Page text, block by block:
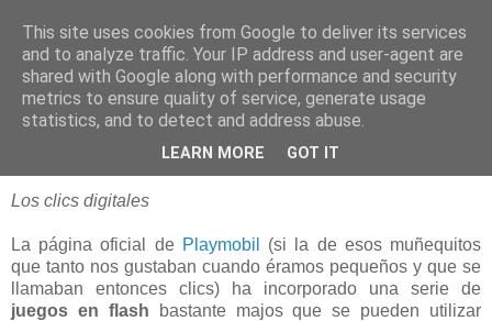
blogOBR
06 diciembre 2007
Juegos Flash para Niños
Los clics digitales
La página oficial de Playmobil
(si la de esos muñequitos
que tanto nos gustaban cuando éramos pequeños y que se
llamaban entonces clics) ha incorporado una serie de
juegos en flash bastante majos que se pueden utilizar
This site uses cookies from Google to deliver its services
and to analyze traffic. Your IP address and user-agent are
shared with Google along with performance and security
metrics to ensure quality of service, generate usage
statistics, and to detect and address abuse.
LEARN MORE GOT IT